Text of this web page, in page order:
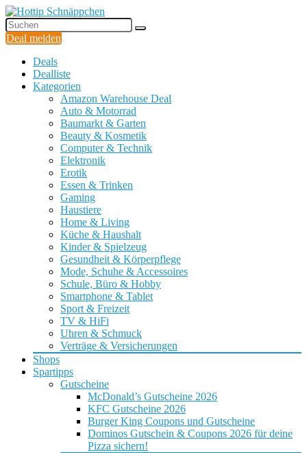
Deal melden
Deals
Dealliste
Kategorien
Amazon Warehouse Deal
Auto & Motorrad
Baumarkt & Garten
Beauty & Kosmetik
Computer & Technik
Elektronik
Erotik
Essen & Trinken
Gaming
Haustiere
Home & Living
Küche & Haushalt
Kinder & Spielzeug
Gesundheit & Körperpflege
Mode, Schuhe & Accessoires
Schule, Büro & Hobby
Smartphone & Tablet
Sport & Freizeit
TV & HiFi
Uhren & Schmuck
Verträge & Versicherungen
Shops
Spartipps
Gutscheine
McDonald’s Gutscheine 2026
KFC Gutscheine 2026
Burger King Coupons und Gutscheine
Dominos Gutschein & Coupons 2026 für deine
Pizza sichern!